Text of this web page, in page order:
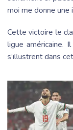
moi me donne
Cette victoire le
ligue américaine.
s’illustrent dans